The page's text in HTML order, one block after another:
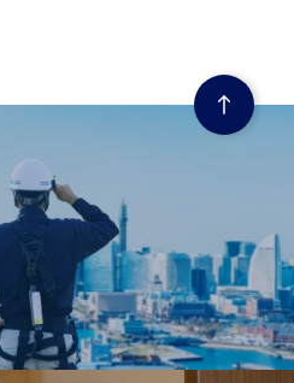
ページの先頭にもどる